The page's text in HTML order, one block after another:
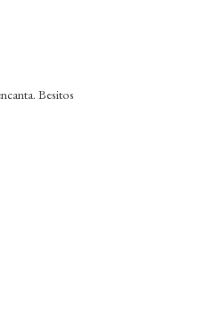
Besitos